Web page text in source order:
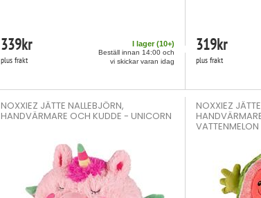
339kr
plus frakt
I lager (10+)
Beställ innan 14:00 och
vi skickar varan idag
319kr
plus frakt
NOXXIEZ JÄTTE NALLEBJÖRN,
HANDVÄRMARE OCH KUDDE - UNICORN
NOXXIEZ
VATTENMELON